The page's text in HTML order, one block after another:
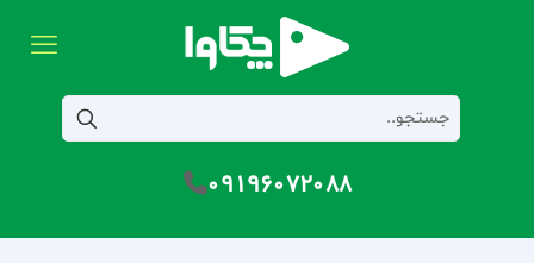
09196072088